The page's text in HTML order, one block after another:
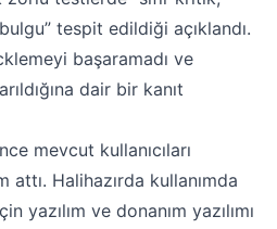
tespit edildiği açıklandı.
başaramadı ve
dair bir kanıt
mevcut kullanıcıları
Halihazırda kullanımda
yazılım ve donanım yazılımı